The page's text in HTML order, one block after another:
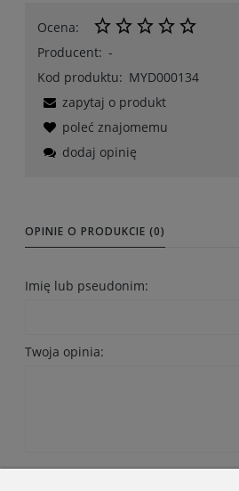
Ocena:
Producent: -
Kod produktu: MYD000134
zapytaj o produkt
poleć znajomemu
dodaj opinię
OPINIE O PRODUKCIE (0)
Imię lub pseudonim:
Twoja opinia: